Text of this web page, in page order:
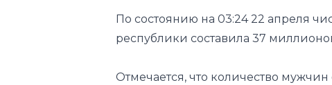
По состоянию на 03:24 22 апреля
республики составила 37
Отмечается, что количество мужчин